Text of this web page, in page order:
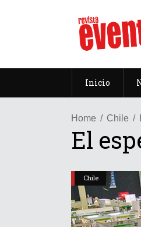
Inicio
Home Chile
El
Chile